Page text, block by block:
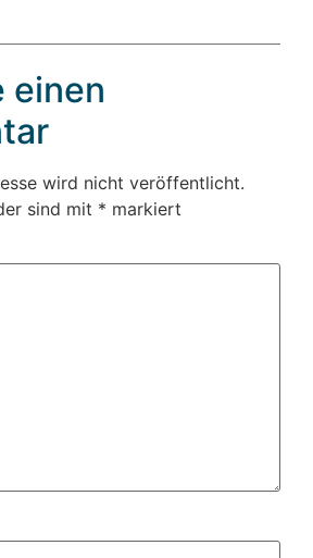
einen
wird nicht veröffentlicht.
sind mit * markiert